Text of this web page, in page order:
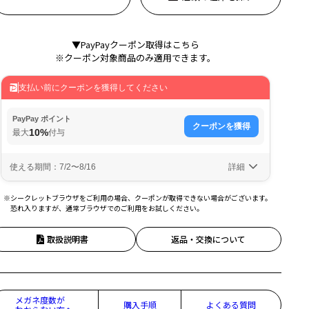
▼PayPayクーポン取得はこちら
※クーポン対象商品のみ適用できます。
※シークレットブラウザをご利用の場合、クーポンが取得できない場合がございます。
恐れ入りますが、通常ブラウザでのご利用をお試しください。
取扱説明書 返品・交換について
メガネ度数が
購入手順 よくある質問